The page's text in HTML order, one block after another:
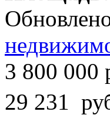
3 800 000
29 231